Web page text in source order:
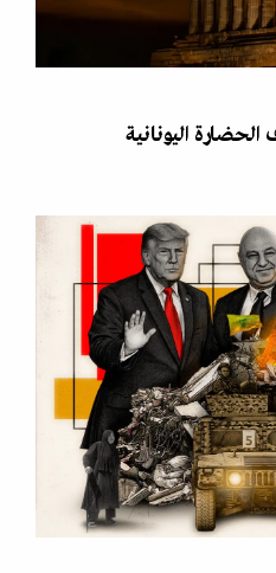
الحضارة اليونانية